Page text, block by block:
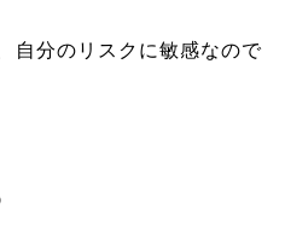
自分のリスクに敏感なので